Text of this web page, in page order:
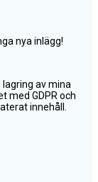
nya inlägg!
av mina
med GDPR och
innehåll.